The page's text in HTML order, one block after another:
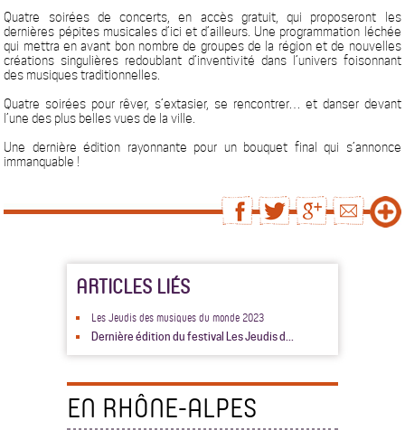
Quatre soirées de concerts, en accès gratuit, qui proposeront les
dernières pépites musicales d’ici et d’ailleurs. Une programmation léchée
qui mettra en avant bon nombre de groupes de la région et de nouvelles
créations singulières redoublant d’inventivité dans l’univers foisonnant
des musiques traditionnelles.
Quatre soirées pour rêver, s’extasier, se rencontrer… et danser devant
l’une des plus belles vues de la ville.
Une dernière édition rayonnante pour un bouquet final qui s’annonce
immanquable !
ARTICLES LIÉS
Les Jeudis des musiques du monde 2023
Dernière édition du festival Les Jeudis d...
EN RHÔNE-ALPES